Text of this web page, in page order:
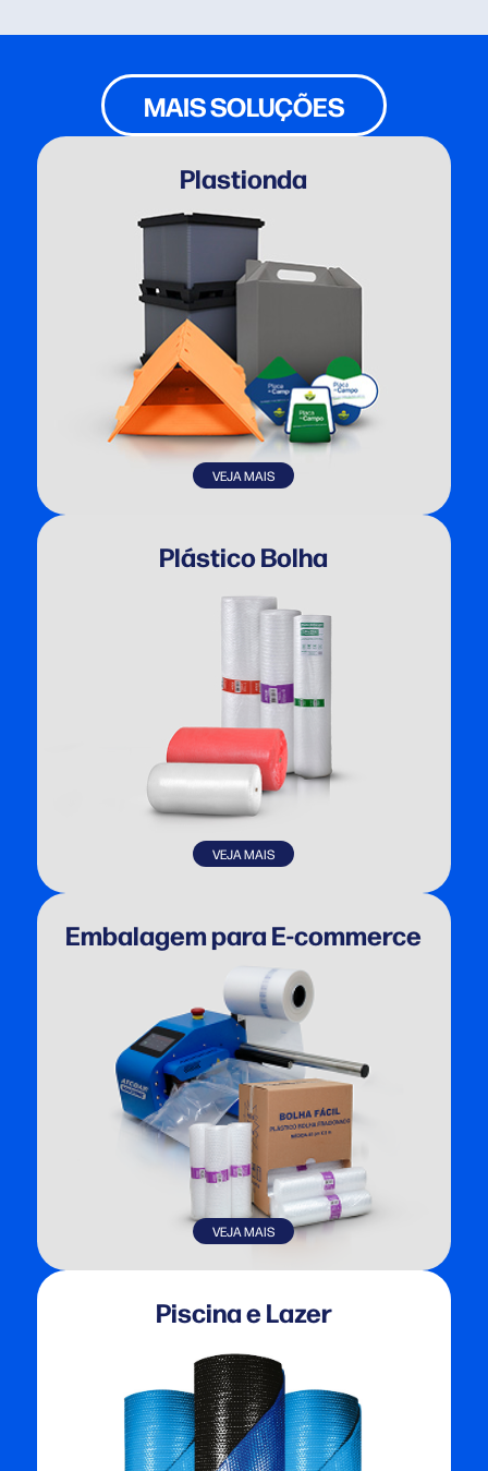
MAIS SOLUÇÕES
Embalagem para E-commerce
VEJA MAIS
Piscina e Lazer
Plástico Bolha
VEJA MAIS
Plastionda
VEJA MAIS